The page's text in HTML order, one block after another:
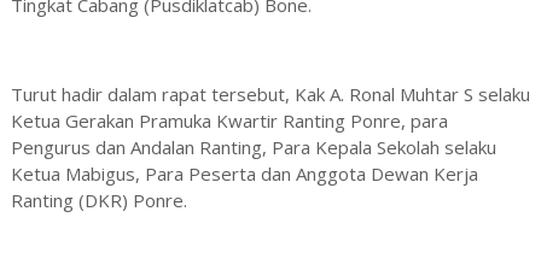
Tingkat Cabang (Pusdiklatcab) Bone.
Turut hadir dalam rapat tersebut, Kak A. Ronal Muhtar S selaku
Ketua Gerakan Pramuka Kwartir Ranting Ponre, para
Pengurus dan Andalan Ranting, Para Kepala Sekolah selaku
Ketua Mabigus, Para Peserta dan Anggota Dewan Kerja
Ranting (DKR) Ponre.